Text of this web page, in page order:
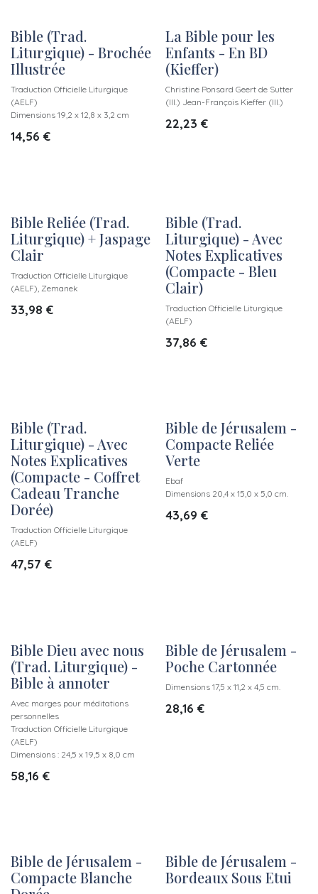
Bible (Trad.
Liturgique) - Brochée
Illustrée
Traduction Officielle Liturgique
(AELF)
Dimensions 19,2 x 12,8 x 3,2 cm
14,56 €
La Bible pour les
Enfants - En BD
(Kieffer)
Christine Ponsard Geert de Sutter
(Ill.) Jean-François Kieffer (Ill.)
22,23 €
Bible Reliée (Trad.
Liturgique) + Jaspage
Clair
Traduction Officielle Liturgique
(AELF), Zemanek
33,98 €
Bible (Trad.
Liturgique) - Avec
Notes Explicatives
(Compacte - Bleu
Clair)
Traduction Officielle Liturgique
(AELF)
37,86 €
Bible (Trad.
Liturgique) - Avec
Notes Explicatives
(Compacte - Coffret
Cadeau Tranche
Dorée)
Traduction Officielle Liturgique
(AELF)
47,57 €
Bible de Jérusalem -
Compacte Reliée
Verte
Ebaf
Dimensions 20,4 x 15,0 x 5,0 cm.
43,69 €
Bible Dieu avec nous
(Trad. Liturgique) -
Bible à annoter
Avec marges pour méditations
personnelles
Traduction Officielle Liturgique
(AELF)
Dimensions : 24,5 x 19,5 x 8,0 cm
58,16 €
Bible de Jérusalem -
Poche Cartonnée
Dimensions 17,5 x 11,2 x 4,5 cm.
28,16 €
Bible de Jérusalem -
Compacte Blanche
Bible de Jérusalem -
Bordeaux Sous Etui